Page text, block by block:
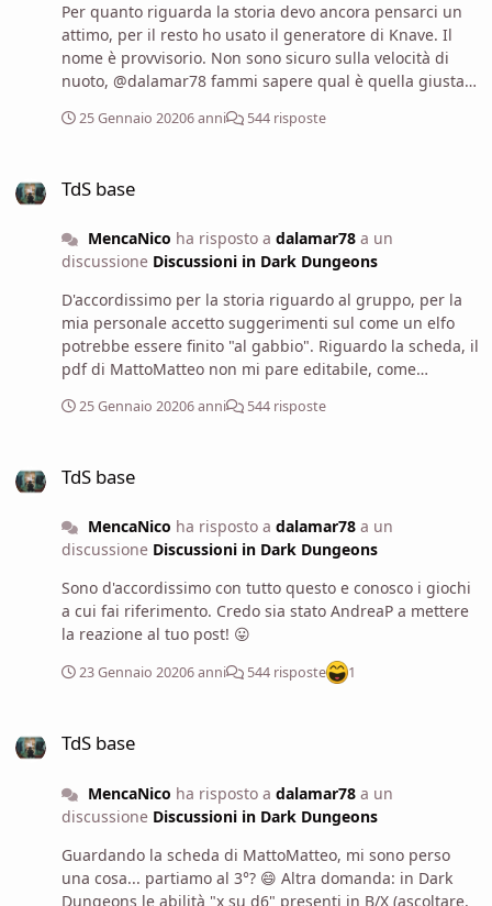
Per quanto riguarda la storia devo ancora pensarci un
attimo, per il resto ho usato il generatore di Knave. Il
nome è provvisorio. Non sono sicuro sulla velocità di
nuoto, @dalamar78 fammi sapere qual è quella giusta.
e incauto. Affabile, intelligente e un po' imbroglione.
https://drive.google.com/file/d/1TOjYenEyUfoS-
incantesimi non sapendo quanti ne conosco, ho
azzardato il minimo sindacale: 2 di primo tra cui Read
Magic e 1 di secondo. Dimmi tu Dalamar se devo
correggere.
25 Gennaio 20206 anni 544 risposte
TdS base
MencaNico ha risposto a dalamar78a un
discussione Discussioni in Dark Dungeons
D'accordissimo per la storia riguardo al gruppo, per la
mia personale accetto suggerimenti sul come un elfo
potrebbe essere finito "al gabbio". Riguardo la scheda, il
pdf di MattoMatteo non mi pare editabile, come
con PS o Gimp, ma ci perderei decisamente troppo
25 Gennaio 20206 anni 544 risposte
TdS base
MencaNico ha risposto a dalamar78a un
discussione Discussioni in Dark Dungeons
Sono d'accordissimo con tutto questo e conosco i giochi
a cui fai riferimento. Credo sia stato AndreaP a mettere
la reazione al tuo post! 😛
23 Gennaio 20206 anni 544 risposte 1
TdS base
MencaNico ha risposto a dalamar78a un
discussione Discussioni in Dark Dungeons
Guardando la scheda di MattoMatteo, mi sono perso
una cosa... partiamo al 3°? 😄 Altra domanda: in Dark
Dungeons le abilità "x su d6" presenti in B/X (ascoltare,